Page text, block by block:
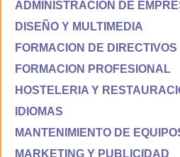
ADMINISTRACION DE
DISEÑO Y MULTIMEDIA
FORMACION DE DIRECTIVOS
FORMACION PROFESIONAL
HOSTELERIA Y
IDIOMAS
MANTENIMIENTO DE
MARKETING Y PUBLICIDAD